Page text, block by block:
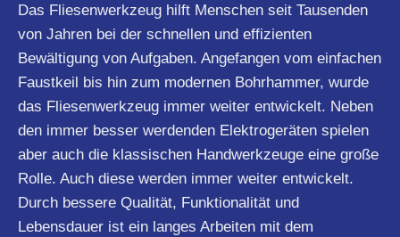
Das Fliesenwerkzeug hilft Menschen seit Tausenden
von Jahren bei der schnellen und effizienten
Bewältigung von Aufgaben. Angefangen vom einfachen
Faustkeil bis hin zum modernen Bohrhammer, wurde
das Fliesenwerkzeug immer weiter entwickelt. Neben
den immer besser werdenden Elektrogeräten spielen
aber auch die klassischen Handwerkzeuge eine große
Rolle. Auch diese werden immer weiter entwickelt.
Durch bessere Qualität, Funktionalität und
Lebensdauer ist ein langes Arbeiten mit dem